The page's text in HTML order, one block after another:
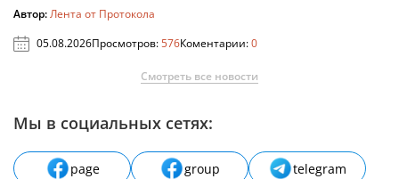
Автор:Лента от Протокола
05.08.2026Просмотров:576Коментарии:0
Смотреть все новости
Мы в социальных сетях:
page group
telegram